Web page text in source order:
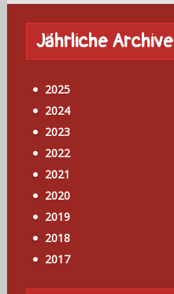
Jährliche Archive
2025
2024
2023
2022
2021
2020
2019
2018
2017